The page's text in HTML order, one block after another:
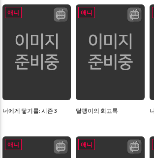
애니
너에게 닿기를: 시즌 3
애니
달팽이의 회고록
애니 애니